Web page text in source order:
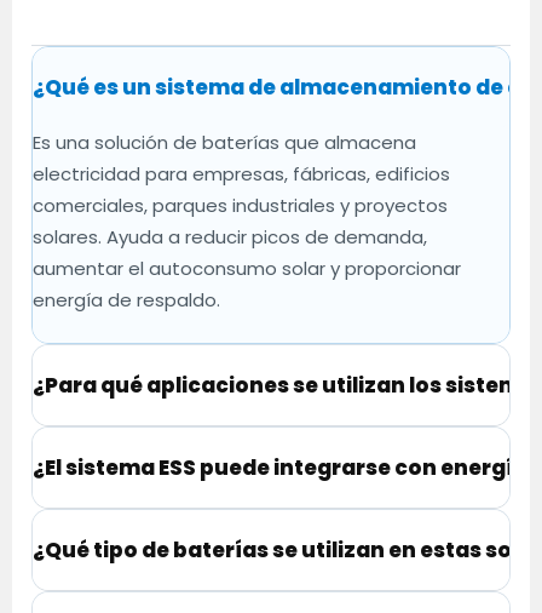
¿Qué es un sistema de almacenamiento de
Es una solución de baterías que almacena
electricidad para empresas, fábricas, edificios
comerciales, parques industriales y proyectos
solares. Ayuda a reducir picos de demanda,
aumentar el autoconsumo solar y proporcionar
energía de respaldo.
¿Para qué aplicaciones se utilizan los
¿El sistema ESS puede integrarse con
¿Qué tipo de baterías se utilizan en estas